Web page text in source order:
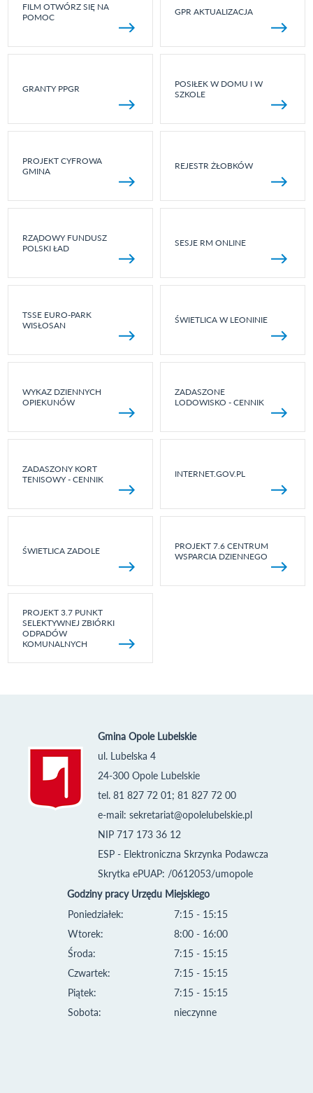
FILM OTWÓRZ SIĘ NA
POMOC
GPR AKTUALIZACJA
GRANTY PPGR
POSIŁEK W DOMU I W
SZKOLE
PROJEKT CYFROWA
GMINA
REJESTR ŻŁOBKÓW
RZĄDOWY FUNDUSZ
POLSKI ŁAD
SESJE RM ONLINE
TSSE EURO-PARK
WISŁOSAN
ŚWIETLICA W LEONINIE
WYKAZ DZIENNYCH
OPIEKUNÓW
ZADASZONE
LODOWISKO - CENNIK
ZADASZONY KORT
TENISOWY - CENNIK
INTERNET.GOV.PL
ŚWIETLICA ZADOLE
PROJEKT 7.6 CENTRUM
WSPARCIA DZIENNEGO
PROJEKT 3.7 PUNKT
SELEKTYWNEJ ZBIÓRKI
ODPADÓW
KOMUNALNYCH
Gmina Opole Lubelskie
ul. Lubelska 4
24-300 Opole Lubelskie
tel. 81 827 72 01; 81 827 72 00
e-mail: sekretariat@opolelubelskie.pl
NIP 717 173 36 12
ESP - Elektroniczna Skrzynka Podawcza
Skrytka ePUAP: /0612053/umopole
Godziny pracy Urzędu Miejskiego
Poniedziałek:
Wtorek:
Środa:
Czwartek:
Piątek:
Sobota:
7:15 - 15:15
8:00 - 16:00
7:15 - 15:15
7:15 - 15:15
7:15 - 15:15
nieczynne